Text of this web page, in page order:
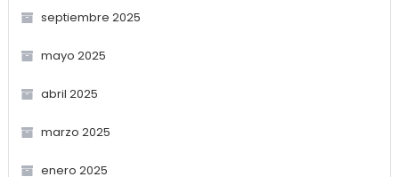
septiembre 2025
mayo 2025
abril 2025
marzo 2025
enero 2025